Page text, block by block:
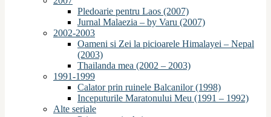
Pledoarie pentru Laos (2007)
Jurnal Malaezia – by Varu (2007)
2002-2003
Oameni si Zei la picioarele Himalayei – Nepal
(2003)
Thailanda mea (2002 – 2003)
1991-1999
Calator prin ruinele Balcanilor (1998)
Inceputurile Maratonului Meu (1991 – 1992)
Alte seriale